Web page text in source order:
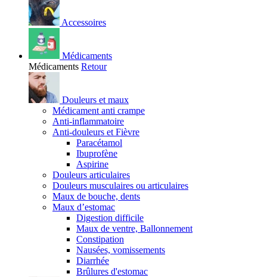
Accessoires
Médicaments
Médicaments Retour
Douleurs et maux
Médicament anti crampe
Anti-inflammatoire
Anti-douleurs et Fièvre
Paracétamol
Ibuprofène
Aspirine
Douleurs articulaires
Douleurs musculaires ou articulaires
Maux de bouche, dents
Maux d’estomac
Digestion difficile
Maux de ventre, Ballonnement
Constipation
Nausées, vomissements
Diarrhée
Brûlures d'estomac